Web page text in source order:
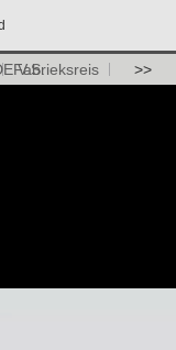
V.S.
Fabrieksreis >>